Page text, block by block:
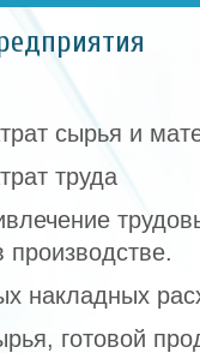
сырья и
труда
производстве.
накладных
готовой